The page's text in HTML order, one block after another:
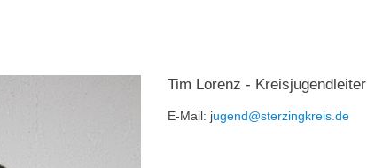
Tim Lorenz - Kreisjugendleiter
E-Mail: jugend@sterzingkreis.de